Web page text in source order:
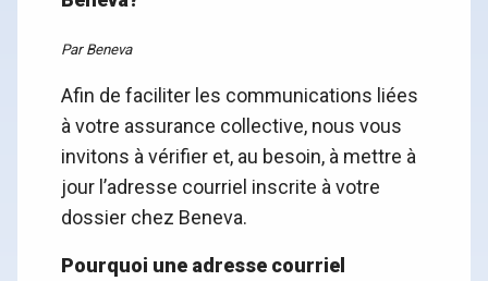
Par Beneva
Afin de faciliter les communications liées
à votre assurance collective, nous vous
invitons à vérifier et, au besoin, à mettre à
jour l’adresse courriel inscrite à votre
dossier chez Beneva.
Pourquoi une adresse courriel